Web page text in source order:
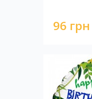
96 грн